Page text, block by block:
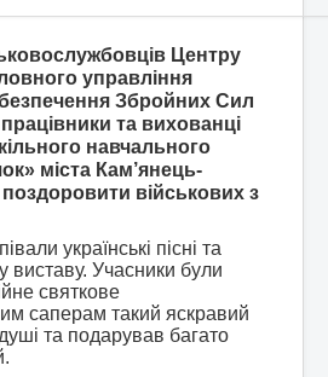
Центру
управління
Збройних Сил
та вихованці
навчального
міста Кам’янець-
поздоровити військових з
українські пісні та
виставу. Учасники були
святкове
саперам такий яскравий
та подарував багато